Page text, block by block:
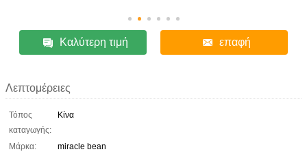
Καλύτερη τιμή επαφή
Λεπτομέρειες
Τόπος
καταγωγής:
Κίνα
Μάρκα:
miracle bean